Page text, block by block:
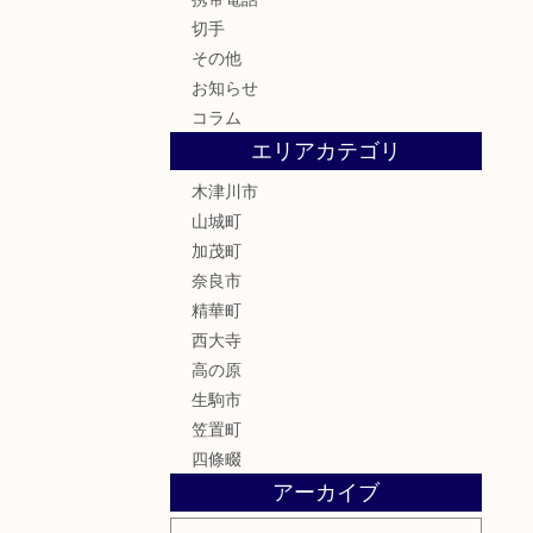
切手
その他
お知らせ
コラム
エリアカテゴリ
木津川市
山城町
加茂町
奈良市
精華町
西大寺
高の原
生駒市
笠置町
四條畷
アーカイブ